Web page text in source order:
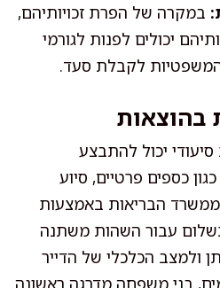
במקרה של הפרת זכויותיהם,
יכולים לפנות לגורמי
לקבלת סעד.
בהוצאות
יכול להתבצע
כספים פרטיים, סיוע
ממשרד הבריאות באמצעות
עבור השהות משתנה
ולמצב הכלכלי של הדייר
בני משפחה מדרגה ראשונה